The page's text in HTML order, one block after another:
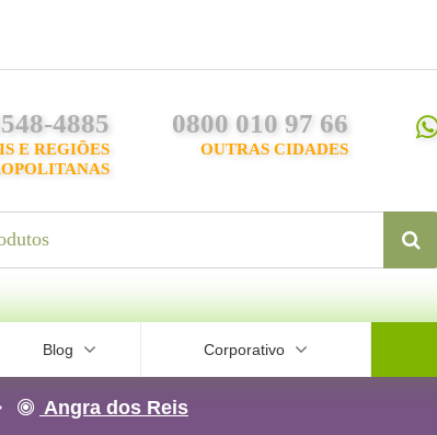
4885
E REGIÕES
0800 010 97 66
OUTRAS CIDADES
Blog Corporativo
Angra dos Reis